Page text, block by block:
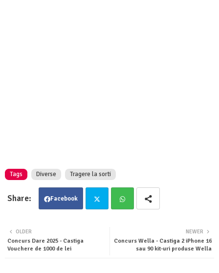
Tags Diverse Tragere la sorti
Facebook
tsa
NEWER
Concurs Wella - Castiga 2 iPhone 16
sau 90 kit-uri produse Wella
OLDER
Concurs Dare 2025 - Castiga
Vouchere de 1000 de lei